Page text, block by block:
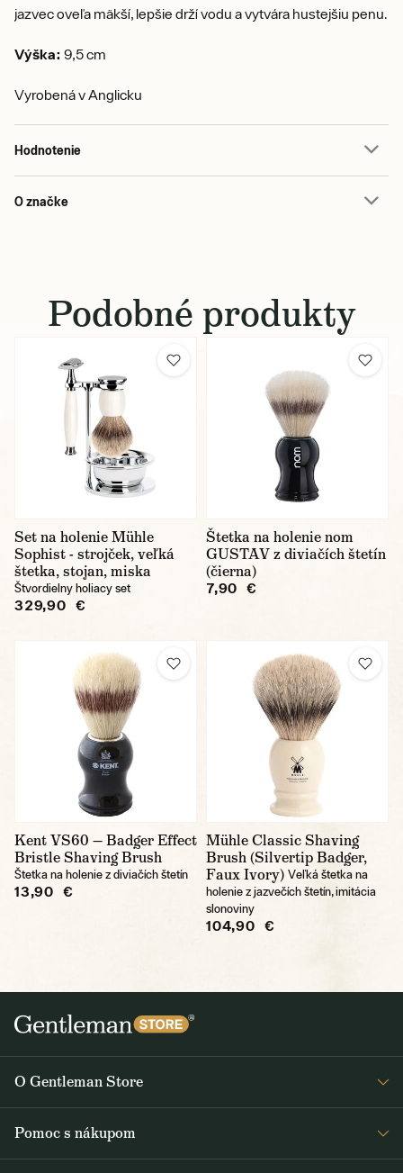
jazvec oveľa mäkší, lepšie drží vodu a vytvára hustejšiu penu.
Výška: 9,5 cm
Vyrobená v Anglicku
Hodnotenie
O značke
Podobné produkty
Set na holenie Mühle
Sophist - strojček, veľká
štetka, stojan, miska
Štvordielny holiacy set
329,90 €
Štetka na holenie nom
GUSTAV z diviačích štetín
(čierna)
7,90 €
Kent VS60 — Badger Effect
Bristle Shaving Brush
Štetka na holenie z diviačích štetín
13,90 €
Mühle Classic Shaving
Brush (Silvertip Badger,
Faux Ivory) Veľká štetka na
holenie z jazvečích štetín, imitácia
slonoviny
104,90 €
O Gentleman Store
Pomoc s nákupom